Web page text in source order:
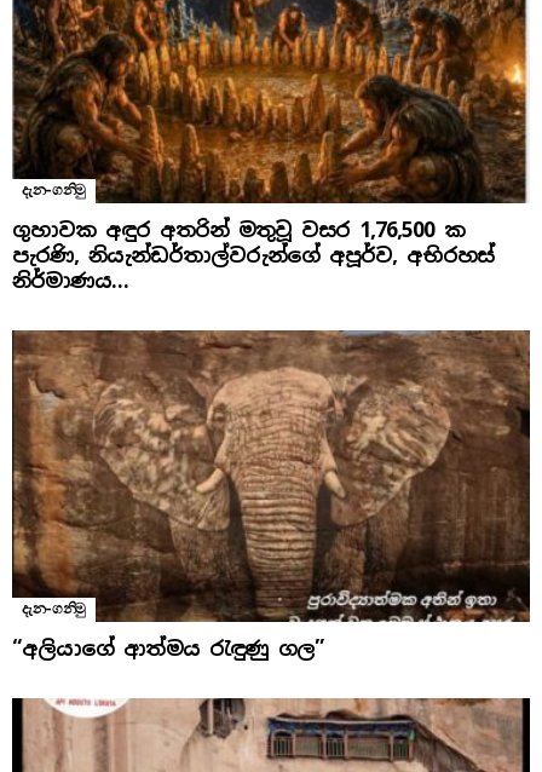
දැන-ගනිමු
ගුහාවක අඳුර අතරින් මතුවූ වසර 1,76,500 ක
පැරණි, නියැන්ඩර්තාල්වරුන්ගේ අපූර්ව, අභිරහස්
නිර්මාණය…
දැන-ගනිමු
“අලියාගේ ආත්මය රැඳුණු ගල”